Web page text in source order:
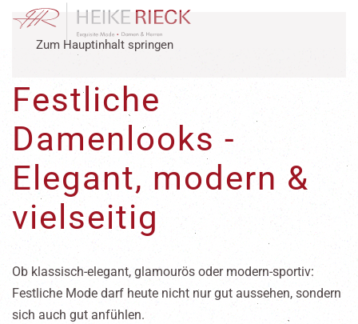
Zum Hauptinhalt springen
Festliche
Damenlooks -
Elegant, modern &
vielseitig
Ob klassisch-elegant, glamourös oder modern-sportiv:
Festliche Mode darf heute nicht nur gut aussehen, sondern
sich auch gut anfühlen.